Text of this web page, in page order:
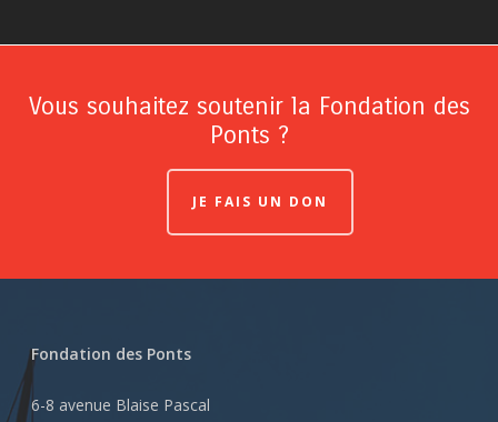
Vous souhaitez soutenir la Fondation des
Ponts ?
JE FAIS UN DON
Fondation des Ponts
6-8 avenue Blaise Pascal